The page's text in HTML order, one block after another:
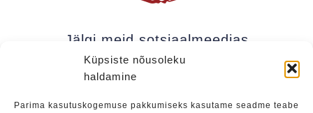
Küpsiste nõusoleku
haldamine
Parima kasutuskogemuse pakkumiseks kasutame seadme teabe
Jälgi meid sotsiaalmeedias
Kui soovite olla kursis meie uudistega (uued